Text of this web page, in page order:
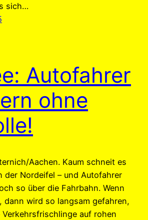
sich…
Autofahrer
ohne
Aachen. Kaum schneit es
der Nordeifel – und Autofahrer
so über die Fahrbahn. Wenn
dann wird so langsam gefahren,
auf rohen